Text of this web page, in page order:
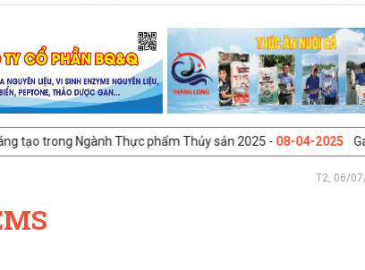
Thực phẩm Thủy sản 2025 -08-04-2025 Galway, Ireland -
T2, 06/